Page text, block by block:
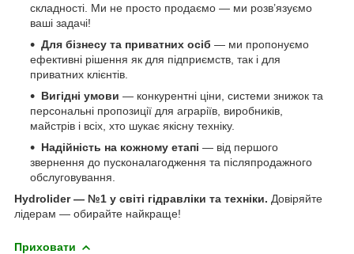
складності. Ми не просто продаємо — ми розв’язуємо
ваші задачі!
Для бізнесу та приватних осіб — ми пропонуємо
ефективні рішення як для підприємств, так і для
приватних клієнтів.
Вигідні умови — конкурентні ціни, системи знижок та
персональні пропозиції для аграріїв, виробників,
майстрів і всіх, хто шукає якісну техніку.
Надійність на кожному етапі — від першого
звернення до пусконалагодження та післяпродажного
обслуговування.
Hydrolider — №1 у світі гідравліки та техніки. Довіряйте
лідерам — обирайте найкраще!
Приховати